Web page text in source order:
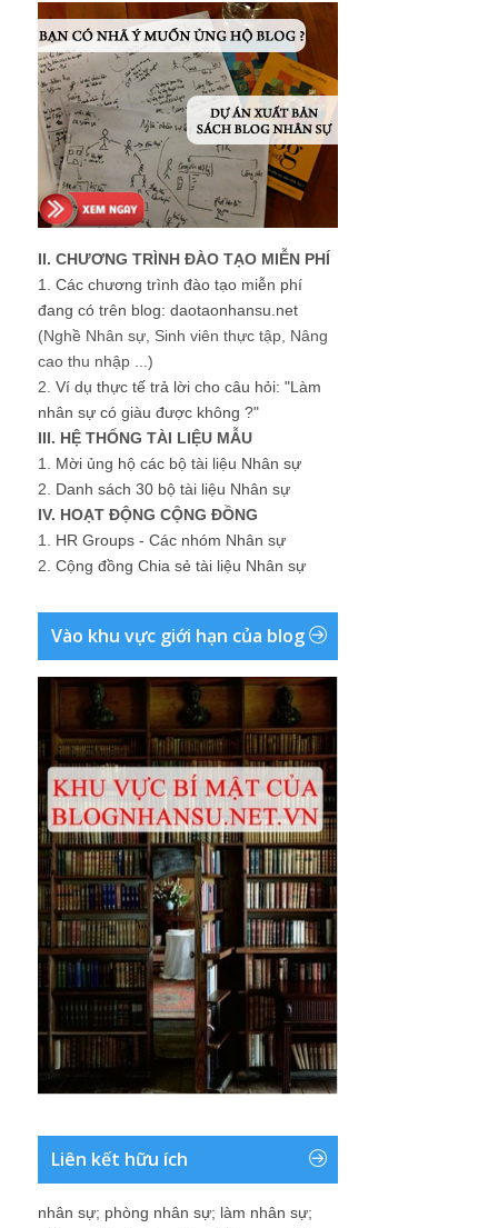
II. CHƯƠNG TRÌNH ĐÀO TẠO MIỄN PHÍ
1. Các chương trình đào tạo miễn phí
đang có trên blog: daotaonhansu.net
(Nghề Nhân sự, Sinh viên thực tập, Nâng
cao thu nhập ...)
2. Ví dụ thực tế trả lời cho câu hỏi: "Làm
nhân sự có giàu được không ?"
III. HỆ THỐNG TÀI LIỆU MẪU
1. Mời ủng hộ các bộ tài liệu Nhân sự
2. Danh sách 30 bộ tài liệu Nhân sự
IV. HOẠT ĐỘNG CỘNG ĐỒNG
1. HR Groups - Các nhóm Nhân sự
2. Cộng đồng Chia sẻ tài liệu Nhân sự
Vào khu vực giới hạn của blog
Liên kết hữu ích
nhân sự; phòng nhân sự; làm nhân sự;